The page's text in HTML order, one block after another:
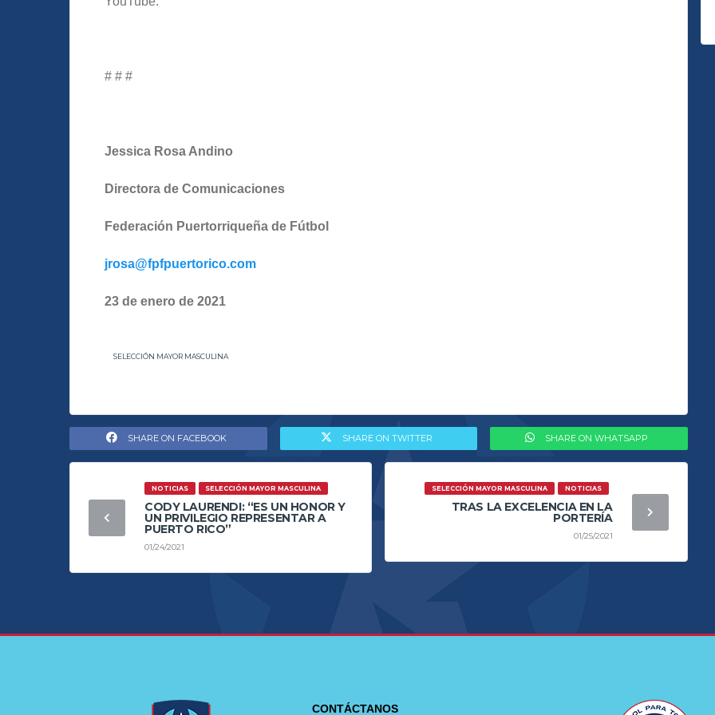
# # #
Jessica Rosa Andino
Directora de Comunicaciones
Federación Puertorriqueña de Fútbol
jrosa@fpfpuertorico.com
23 de enero de 2021
SELECCIÓN MAYOR MASCULINA
SHARE ON FACEBOOK SHARE ON TWITTER SHARE ON WHATSAPP
NOTICIAS SELECCIÓN MAYOR MASCULINA
CODY LAURENDI: “ES UN HONOR Y
UN PRIVILEGIO REPRESENTAR A
PUERTO RICO”
01/24/2021
NOTICIAS
SELECCIÓN MAYOR MASCULINA
TRAS LA EXCELENCIA EN LA
PORTERÍA
01/25/2021
CONTÁCTANOS